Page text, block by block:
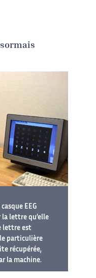
EEG
lettre qu’elle
lettre est
particulière
récupérée,
la machine.